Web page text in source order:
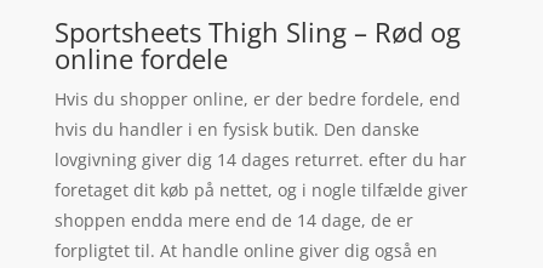
Sportsheets Thigh Sling – Rød og
online fordele
Hvis du shopper online, er der bedre fordele, end
hvis du handler i en fysisk butik. Den danske
lovgivning giver dig 14 dages returret. efter du har
foretaget dit køb på nettet, og i nogle tilfælde giver
shoppen endda mere end de 14 dage, de er
forpligtet til. At handle online giver dig også en